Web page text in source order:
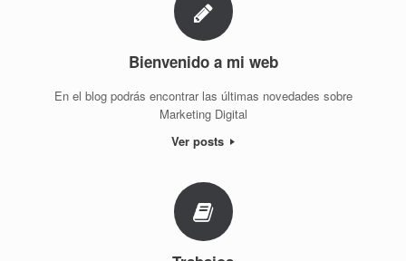
Bienvenido a mi web
En el blog podrás encontrar las últimas novedades sobre
Marketing Digital
Ver posts